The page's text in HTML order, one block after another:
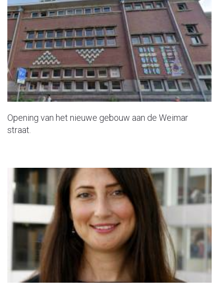
Opening van het nieuwe gebouw aan de Weimar
straat.